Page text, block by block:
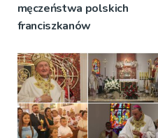
męczeństwa polskich
franciszkanów